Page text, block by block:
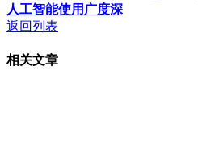
人工智能使用广度深
返回列表
相关文章